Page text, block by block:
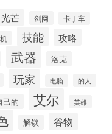
光芒 剑网 卡丁车
技能 攻略
武器 洛克
玩家 电脑 的人
己的 艾尔 英雄
解锁 谷物